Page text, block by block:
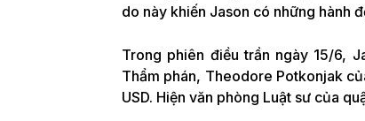
do này khiến Jason có những hành
Trong phiên điều trần ngày 15/6,
Thẩm phán, Theodore Potkonjak
USD. Hiện văn phòng Luật sư của